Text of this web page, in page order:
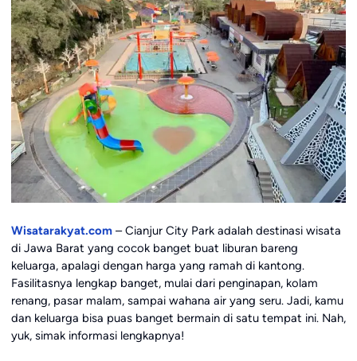
Wisatarakyat.com– Cianjur City Park adalah destinasi wisata
di Jawa Barat yang cocok banget buat liburan bareng
keluarga, apalagi dengan harga yang ramah di kantong.
Fasilitasnya lengkap banget, mulai dari penginapan, kolam
renang, pasar malam, sampai wahana air yang seru. Jadi, kamu
dan keluarga bisa puas banget bermain di satu tempat ini. Nah,
yuk, simak informasi lengkapnya!